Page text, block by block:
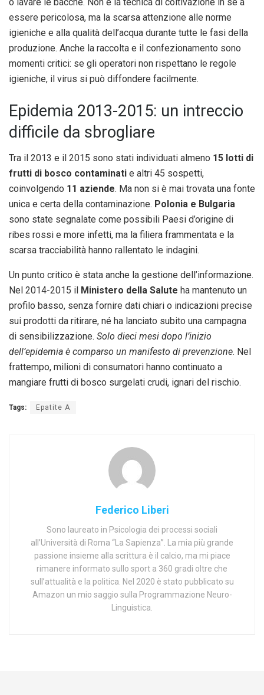
essere pericolosa, ma la scarsa attenzione alle norme
igieniche e alla qualità dell’acqua durante tutte le fasi della
produzione. Anche la raccolta e il confezionamento sono
momenti critici: se gli operatori non rispettano le regole
igieniche, il virus si può diffondere facilmente.
Epidemia 2013-2015: un intreccio
difficile da sbrogliare
Tra il 2013 e il 2015 sono stati individuati almeno 15 lotti di
frutti di bosco contaminati e altri 45 sospetti,
coinvolgendo 11 aziende. Ma non si è mai trovata una fonte
unica e certa della contaminazione. Polonia e Bulgaria
sono state segnalate come possibili Paesi d’origine di
ribes rossi e more infetti, ma la filiera frammentata e la
scarsa tracciabilità hanno rallentato le indagini.
Un punto critico è stata anche la gestione dell’informazione.
Nel 2014-2015 il Ministero della Salute ha mantenuto un
profilo basso, senza fornire dati chiari o indicazioni precise
sui prodotti da ritirare, né ha lanciato subito una campagna
di sensibilizzazione. Solo dieci mesi dopo l’inizio
dell’epidemia è comparso un manifesto di prevenzione. Nel
frattempo, milioni di consumatori hanno continuato a
mangiare frutti di bosco surgelati crudi, ignari del rischio.
Tags: Epatite A
Federico Liberi
Sono laureato in Psicologia dei processi sociali
all’Università di Roma “La Sapienza”. La mia più grande
passione insieme alla scrittura è il calcio, ma mi piace
rimanere informato sullo sport a 360 gradi oltre che
sull’attualità e la politica. Nel 2020 è stato pubblicato su
Amazon un mio saggio sulla Programmazione Neuro-
Linguistica.